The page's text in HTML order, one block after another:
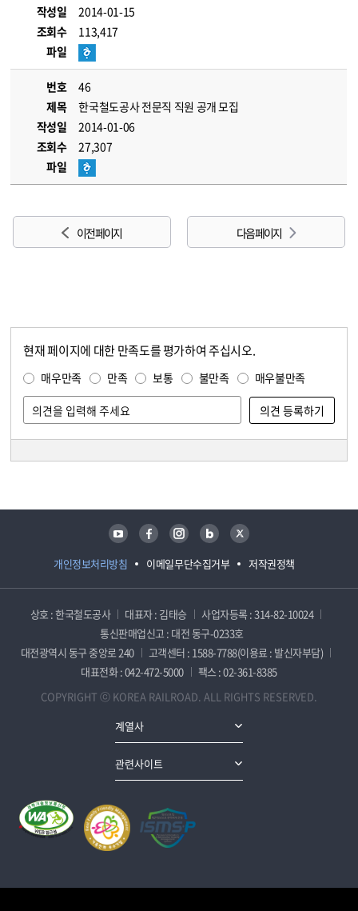
작성일
2014-01-15
조회수
113,417
파일
번호
46
제목
한국철도공사 전문직 직원 공개 모집
작성일
2014-01-06
조회수
27,307
파일
이전 페이지 다음 페이지
현재 페이지에 대한 만족도를 평가하여 주십시오.
매우만족 만족 보통 불만족 매우불만족
개인정보처리방침 이메일무단수집거부 저작권정책
유튜브 페이스북 인스타그램 블로그 트위터
상호 : 한국철도공사 대표자 : 김태승
사업자등록 : 314-82-10024
통신판매업신고 : 대전 동구-0233호
대전광역시 동구 중앙로 240
고객센터 : 1588-7788(이용료 : 발신자부담)
대표전화 : 042-472-5000
팩스 : 02-361-8385
COPYRIGHT ⓒ KOREA RAILROAD. ALL RIGHTS RESERVED.
계열사
관련사이트